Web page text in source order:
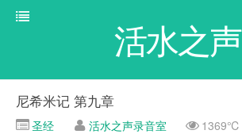
活水之声
尼希米记 第九章
圣经 活水之声录音室 1369℃